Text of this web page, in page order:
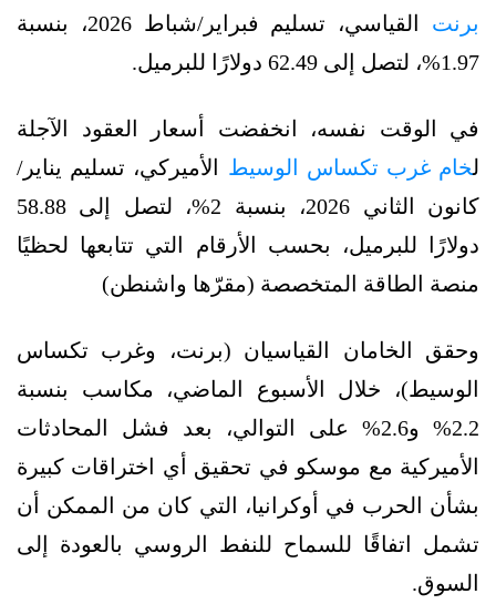
برنت
القياسي، تسليم فبراير/شباط 2026، بنسبة
1.97%، لتصل إلى 62.49 دولارًا للبرميل.
في الوقت نفسه، انخفضت أسعار العقود الآجلة
لخام غرب تكساس الوسيط الأميركي، تسليم يناير/
كانون الثاني 2026، بنسبة 2%، لتصل إلى 58.88
دولارًا للبرميل، بحسب الأرقام التي تتابعها لحظيًا
منصة الطاقة المتخصصة (مقرّها واشنطن)
وحقق الخامان القياسيان (برنت، وغرب تكساس
الوسيط)، خلال الأسبوع الماضي، مكاسب بنسبة
2.2% و2.6% على التوالي، بعد فشل المحادثات
الأميركية مع موسكو في تحقيق أي اختراقات كبيرة
بشأن الحرب في أوكرانيا، التي كان من الممكن أن
تشمل اتفاقًا للسماح للنفط الروسي بالعودة إلى
السوق.